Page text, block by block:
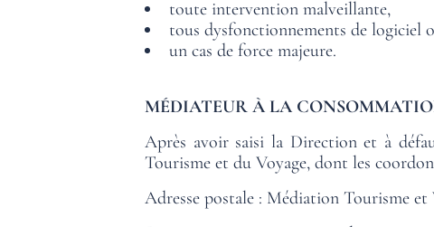
LOCATION
PHOTO GALLERY
toute intervention malveillante,
tous dysfonctionnements de logiciel
un cas de force majeure.
MÉDIATEUR À LA
Après avoir saisi la Direction et à
Tourisme et du Voyage, dont les
Adresse postale : Médiation Tourisme et